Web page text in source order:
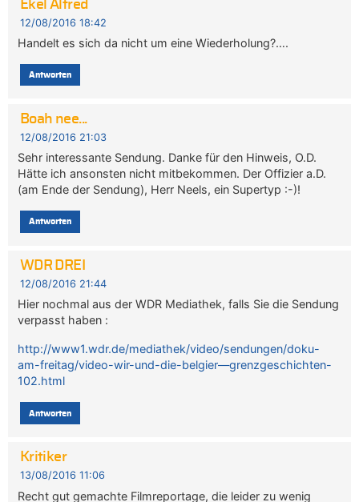
Ekel Alfred
12/08/2016 18:42
Handelt es sich da nicht um eine Wiederholung?….
Antworten
Boah nee...
12/08/2016 21:03
Sehr interessante Sendung. Danke für den Hinweis, O.D.
Hätte ich ansonsten nicht mitbekommen. Der Offizier a.D.
(am Ende der Sendung), Herr Neels, ein Supertyp :-)!
Antworten
WDR DREI
12/08/2016 21:44
Hier nochmal aus der WDR Mediathek, falls Sie die Sendung
verpasst haben :
http://www1.wdr.de/mediathek/video/sendungen/doku-
am-freitag/video-wir-und-die-belgier—grenzgeschichten-
102.html
Antworten
Kritiker
13/08/2016 11:06
Recht gut gemachte Filmreportage, die leider zu wenig